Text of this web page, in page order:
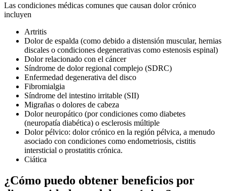
Las condiciones médicas comunes que causan dolor crónico
incluyen
Artritis
Dolor de espalda (como debido a distensión muscular, hernias
discales o condiciones degenerativas como estenosis espinal)
Dolor relacionado con el cáncer
Síndrome de dolor regional complejo (SDRC)
Enfermedad degenerativa del disco
Fibromialgia
Síndrome del intestino irritable (SII)
Migrañas o dolores de cabeza
Dolor neuropático (por condiciones como diabetes
(neuropatía diabética) o esclerosis múltiple
Dolor pélvico: dolor crónico en la región pélvica, a menudo
asociado con condiciones como endometriosis, cistitis
intersticial o prostatitis crónica.
Ciática
¿Cómo puedo obtener beneficios por